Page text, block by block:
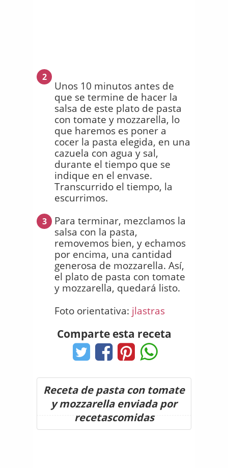
2
Unos 10 minutos antes de
que se termine de hacer la
salsa de este plato de pasta
con tomate y mozzarella, lo
que haremos es poner a
cocer la pasta elegida, en una
cazuela con agua y sal,
durante el tiempo que se
indique en el envase.
Transcurrido el tiempo, la
escurrimos.
3
Para terminar, mezclamos la
salsa con la pasta,
removemos bien, y echamos
por encima, una cantidad
generosa de mozzarella. Así,
el plato de pasta con tomate
y mozzarella, quedará listo.
Foto orientativa: jlastras
Comparte esta receta
Receta de pasta con tomate
y mozzarella enviada por
recetascomidas